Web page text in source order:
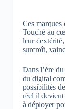
Ces marques
Touché au
leur
surcroît,
Dans l’ère
du digital
possibilités
réel il
à déployer